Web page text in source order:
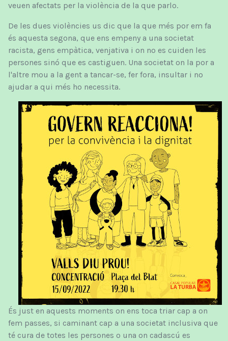
veuen afectats per la violència de la que parlo.
De les dues violències us dic que la que més por em fa
és aquesta segona, que ens empeny a una societat
racista, gens empàtica, venjativa i on no es cuiden les
persones sinó que es castiguen. Una societat on la por a
l'altre mou a la gent a tancar-se, fer fora, insultar i no
ajudar a qui més ho necessita.
És just en aquests moments on ens toca triar cap a on
fem passes, si caminant cap a una societat inclusiva que
té cura de totes les persones o una on cadascú es